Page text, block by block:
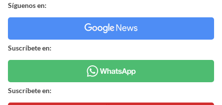
Síguenos en:
Suscríbete en:
Suscríbete en: